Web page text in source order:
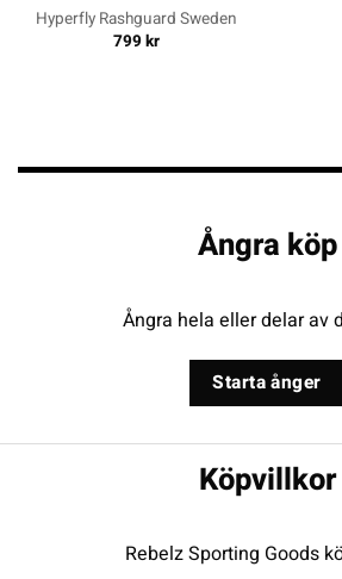
Hyperfly Rashguard Sweden
799kr
Ångra köp
Ångra hela eller delar av
Starta ånger
Köpvillkor
Rebelz Sporting Goods